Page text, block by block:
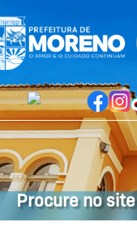
Procure no site